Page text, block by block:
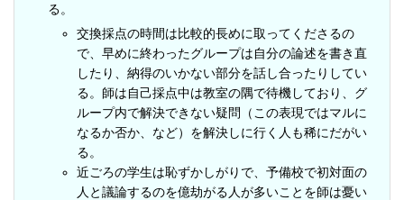
る。
交換採点の時間は比較的長めに取ってくださるの
で、早めに終わったグループは自分の論述を書き直
したり、納得のいかない部分を話し合ったりしてい
る。師は自己採点中は教室の隅で待機しており、グ
ループ内で解決できない疑問（この表現ではマルに
なるか否か、など）を解決しに行く人も稀にだがい
る。
近ごろの学生は恥ずかしがりで、予備校で初対面の
人と議論するのを億劫がる人が多いことを師は憂い